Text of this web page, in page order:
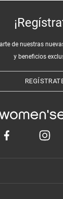
de nuestras
y beneficios